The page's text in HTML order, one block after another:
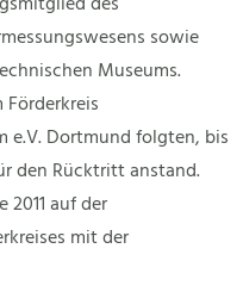
sowie
Museums.
e.V. Dortmund folgten, bis
den Rücktritt anstand.
auf der
mit der